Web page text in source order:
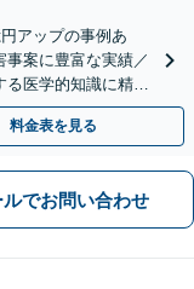
アップの事例あ
事案に豊富な実績／
る医学的知識に精通
可】
料金表を見る
ルでお問い合わせ